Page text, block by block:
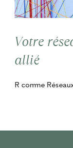
Contact
Cooptation
Votre
allié
R comme